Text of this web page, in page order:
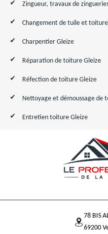
Zingueur, travaux de
Changement de tuile et
Charpentier Gleize
Réparation de toiture Gleize
Réfection de toiture Gleize
Nettoyage et démoussage de
Entretien toiture Gleize
78 BIS
69200